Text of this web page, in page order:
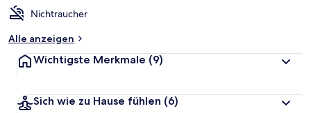
Nichtraucher
Alle anzeigen
Wichtigste Merkmale (9)
Sich wie zu Hause fühlen (6)